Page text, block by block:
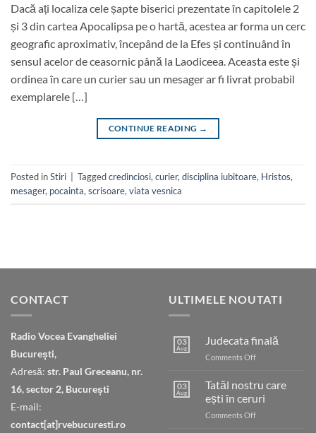
Dacă ați localiza cele șapte biserici prezentate în capitolele 2
și 3 din cartea Apocalipsa pe o hartă, acestea ar forma un cerc
geografic aproximativ, începând de la Efes și continuând în
sensul acelor de ceasornic până la Laodiceea. Aceasta este și
ordinea în care un curier sau un mesager ar fi livrat probabil
exemplarele […]
CONTINUE READING →
Posted inStiri Taggedcredinciosi, curier, disciplina iubitoare, Hristos,
mesager, pocainta, scrisoare, viata vesnica
CONTACT
Radio Vocea Evangheliei
București,
Adresă: str. Paul Greceanu, nr.
16, sector 2, București
E-mail:
contact[at]rvebucuresti.ro
ULTIMELE NOUTATI
03
Aug
Judecata finală
Comments Offon
03
Aug
Tatăl nostru care
ești în ceruri
Comments Offon